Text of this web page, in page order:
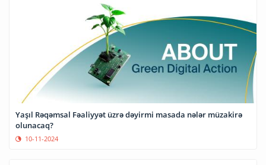
Yaşıl Rəqəmsal Fəaliyyət üzrə dəyirmi masada nələr müzakirə
olunacaq?
10-11-2024